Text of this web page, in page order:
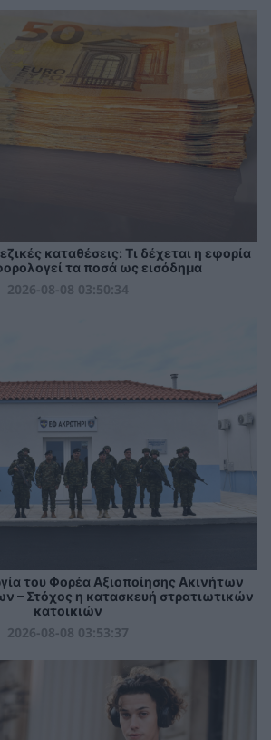
καταθέσεις: Τι δέχεται η εφορία
τα ποσά ως εισόδημα
2026-08-08 03:50:34
του Φορέα Αξιοποίησης Ακινήτων
– Στόχος η κατασκευή στρατιωτικών
κατοικιών
2026-08-08 03:53:37